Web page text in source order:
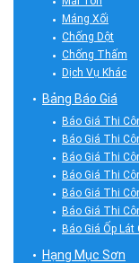
Máng Xối
Chống Dột
Chống Thấm
Dịch Vụ Khác
Bảng Báo Giá
Báo Giá Thi
Báo Giá Thi
Báo Giá Thi
Báo Giá Thi
Báo Giá Thi
Báo Giá Thi
Báo Giá Ốp Lát
Hạng Mục Sơn